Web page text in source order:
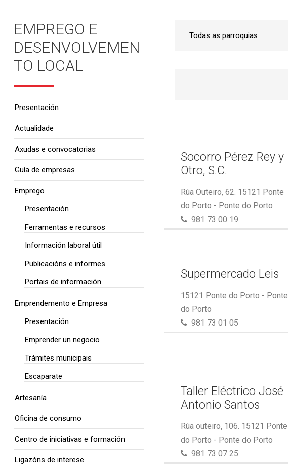
Socorro Pérez Rey y
Otro, S.C.
Rúa Outeiro, 62. 15121 Ponte
do Porto - Ponte do Porto
981 73 00 19
Supermercado Leis
15121 Ponte do Porto - Ponte
do Porto
981 73 01 05
Taller Eléctrico José
Antonio Santos
Rúa outeiro, 106. 15121 Ponte
do Porto - Ponte do Porto
981 73 07 25
EMPREGO E
DESENVOLVEMEN
TO LOCAL
Presentación
Actualidade
Axudas e convocatorias
Guía de empresas
Emprego
Presentación
Ferramentas e recursos
Información laboral útil
Publicacións e informes
Portais de información
Emprendemento e Empresa
Presentación
Emprender un negocio
Trámites municipais
Escaparate
Artesanía
Oficina de consumo
Centro de iniciativas e formación
Ligazóns de interese